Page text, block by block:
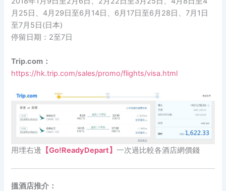
月25日、4月29日至6月14日、6月17日至6月28日、7月1日
至7月5日(日本)
停留日期：2至7日
Trip.com：
https://hk.trip.com/sales/promo/flights/visa.html
用埋右邊 【Go!ReadyDepart】一次過比較各酒店網價錢
搵酒店推介：